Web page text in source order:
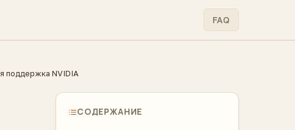
FAQ
поддержка NVIDIA
СОДЕРЖАНИЕ